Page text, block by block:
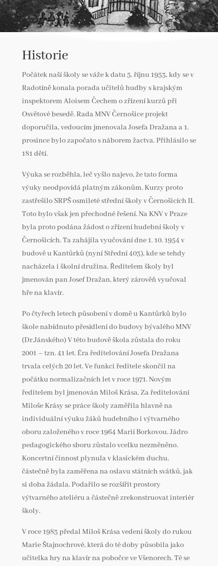
Historie
Počátek naší školy se váže k datu 5. říjnu 1953, kdy se v
Radotíně konala porada učitelů hudby s krajským
inspektorem Aloisem Čechem o zřízení kurzů při
Osvětové besedě. Rada MNV Černošice projekt
doporučila, vedoucím jmenovala Josefa Dražana a 1.
prosince bylo započato s náborem žactva. Přihlásilo se
181 dětí.
Výuka se rozběhla, leč vyšlo najevo, že tato forma
výuky neodpovídá platným zákonům. Kurzy proto
zastřešilo SRPŠ osmileté střední školy v Černošicích II.
Toto bylo však jen přechodné řešení. Na KNV v Praze
byla proto podána žádost o zřízení hudební školy v
Černošicích. Ta zahájila vyučování dne 1. 10. 1954 v
budově u Kantůrků (nyní Střední 403), kde se tehdy
nacházela i školní družina. Ředitelem školy byl
jmenován pan Josef Dražan, který zárověň vyučoval
hře na klavír.
Po čtyřech letech působení v domě u Kantůrků bylo
škole nabídnuto přesídlení do budovy bývalého MNV
(Dr.Jánského) V této budově škola zůstala do roku
2001 – tzn. 41 let. Éra ředitelování Josefa Dražana
trvala celých 20 let. Ve funkci ředitele skončil na
počátku normalizačních let v roce 1971. Novým
ředitelem byl jmenován Miloš Krása. Za ředitelování
Miloše Krásy se práce školy zaměřila hlavně na
individuální výuku žáků hudebního i výtvarného
oboru založeného v roce 1964 Marií Borkovou. Jádro
pedagogického sboru zůstalo vcelku nezměněno.
Koncertní činnost plynula v klasickém duchu,
částečně byla zaměřena na oslavu státních svátků, jak
si doba žádala. Podařilo se rozšířit prostory
výtvarného ateliéru a částečně zrekonstruovat interiér
školy.
V roce 1983 předal Miloš Krása vedení školy do rukou
Marie Štajnochrové, která do té doby působila jako
učitelka hry na klavír na pobočce ve Všenorech. Té se